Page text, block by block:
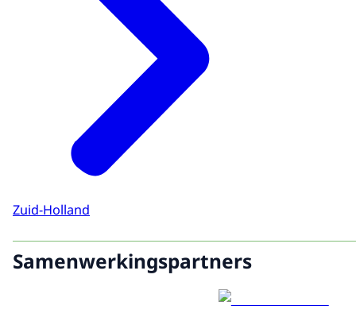
Zuid-Holland
Samenwerkingspartners